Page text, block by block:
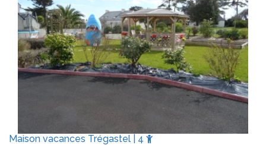
Maison vacances Trégastel | 4